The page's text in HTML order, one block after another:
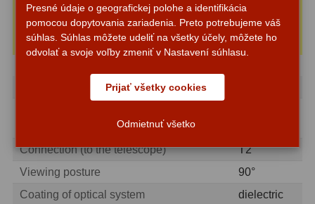
ZOOM12
ED a Flat Field12
Barlow65
Filtre182
Sledovať dostupnost
Vložiť do košíka
Connection (to the telescope)
T2
Viewing posture
90°
Coating of optical system
dielectric
Presné údaje o geografickej polohe a identifikácia
pomocou dopytovania zariadenia. Preto potrebujeme váš
súhlas. Súhlas môžete udeliť na všetky účely, môžete ho
odvolať a svoje voľby zmeniť v Nastavení súhlasu.
Prijať všetky cookies
Odmietnuť všetko